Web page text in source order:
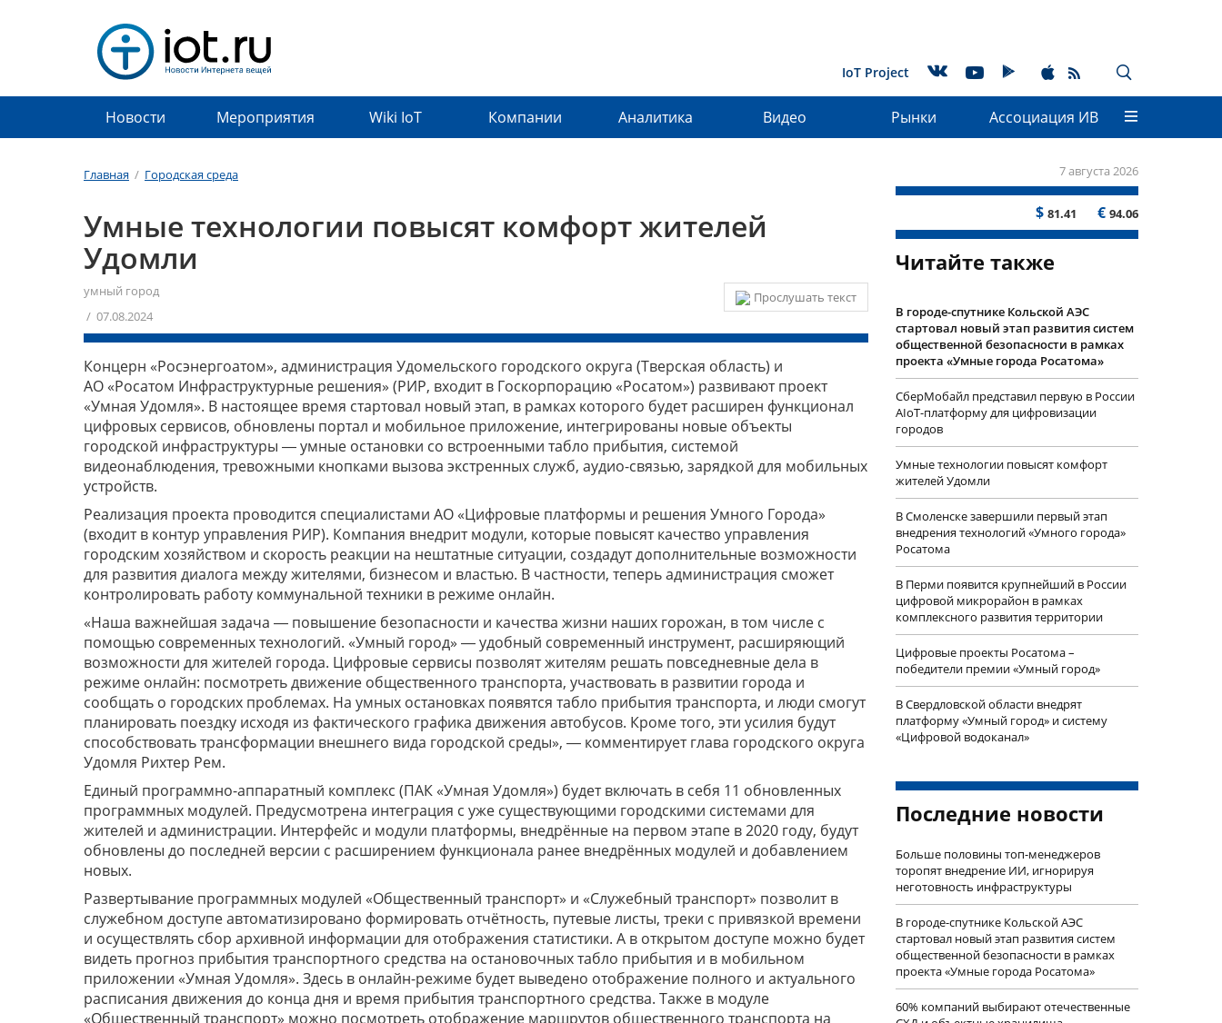
IoT Project
Новости Мероприятия Wiki IoT Компании Аналитика Видео Рынки Ассоциация ИВ
Главная / Городская среда 7 августа 2026
$ 81.41 € 94.06
Умные технологии повысят комфорт жителей
Удомли
Прослушать текст
умный город
/ 07.08.2024
Концерн «Росэнергоатом», администрация Удомельского городского округа (Тверская область) и
АО «Росатом Инфраструктурные решения» (РИР, входит в Госкорпорацию «Росатом») развивают проект
«Умная Удомля». В настоящее время стартовал новый этап, в рамках которого будет расширен функционал
цифровых сервисов, обновлены портал и мобильное приложение, интегрированы новые объекты
городской инфраструктуры ― умные остановки со встроенными табло прибытия, системой
видеонаблюдения, тревожными кнопками вызова экстренных служб, аудио-связью, зарядкой для мобильных
устройств.
Реализация проекта проводится специалистами АО «Цифровые платформы и решения Умного Города»
(входит в контур управления РИР). Компания внедрит модули, которые повысят качество управления
городским хозяйством и скорость реакции на нештатные ситуации, создадут дополнительные возможности
для развития диалога между жителями, бизнесом и властью. В частности, теперь администрация сможет
контролировать работу коммунальной техники в режиме онлайн.
«Наша важнейшая задача ― повышение безопасности и качества жизни наших горожан, в том числе с
помощью современных технологий. «Умный город» ― удобный современный инструмент, расширяющий
возможности для жителей города. Цифровые сервисы позволят жителям решать повседневные дела в
режиме онлайн: посмотреть движение общественного транспорта, участвовать в развитии города и
сообщать о городских проблемах. На умных остановках появятся табло прибытия транспорта, и люди смогут
планировать поездку исходя из фактического графика движения автобусов. Кроме того, эти усилия будут
способствовать трансформации внешнего вида городской среды», ― комментирует глава городского округа
Удомля Рихтер Рем.
Единый программно-аппаратный комплекс (ПАК «Умная Удомля») будет включать в себя 11 обновленных
программных модулей. Предусмотрена интеграция с уже существующими городскими системами для
жителей и администрации. Интерфейс и модули платформы, внедрённые на первом этапе в 2020 году, будут
обновлены до последней версии с расширением функционала ранее внедрённых модулей и добавлением
новых.
Развертывание программных модулей «Общественный транспорт» и «Служебный транспорт» позволит в
служебном доступе автоматизировано формировать отчётность, путевые листы, треки с привязкой времени
и осуществлять сбор архивной информации для отображения статистики. А в открытом доступе можно будет
видеть прогноз прибытия транспортного средства на остановочных табло прибытия и в мобильном
приложении «Умная Удомля». Здесь в онлайн-режиме будет выведено отображение полного и актуального
расписания движения до конца дня и время прибытия транспортного средства. Также в модуле
«Общественный транспорт» можно посмотреть отображение маршрутов общественного транспорта на
Читайте также
В городе-спутнике Кольской АЭС
стартовал новый этап развития систем
общественной безопасности в рамках
проекта «Умные города Росатома»
СберМобайл представил первую в России
AIoT-платформу для цифровизации
городов
Умные технологии повысят комфорт
жителей Удомли
В Смоленске завершили первый этап
внедрения технологий «Умного города»
Росатома
В Перми появится крупнейший в России
цифровой микрорайон в рамках
комплексного развития территории
Цифровые проекты Росатома –
победители премии «Умный город»
В Свердловской области внедрят
платформу «Умный город» и систему
«Цифровой водоканал»
Последние новости
Больше половины топ-менеджеров
торопят внедрение ИИ, игнорируя
неготовность инфраструктуры
В городе-спутнике Кольской АЭС
стартовал новый этап развития систем
общественной безопасности в рамках
проекта «Умные города Росатома»
60% компаний выбирают отечественные